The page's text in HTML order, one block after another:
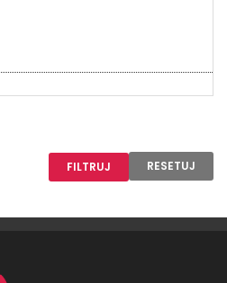
RESETUJ